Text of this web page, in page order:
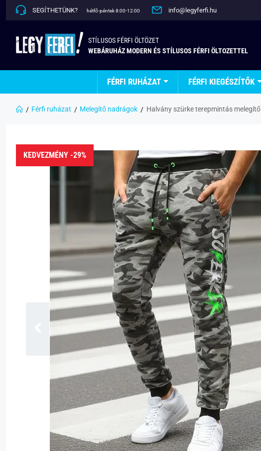
SEGÍTHETÜNK? hétfő-péntek 8:00-12:00 info@legyferfi.hu
STÍLUSOS FÉRFI ÖLTÖZET
WEBÁRUHÁZ MODERN ÉS STÍLUSOS FÉRFI ÖLTOZETTEL
FÉRFI RUHÁZAT FÉRFI KIEGÉSZÍTŐK
Férfi ruházat Melegítő nadrágok Halvány szürke terepmintás melegítő
KEDVEZMÉNY -29%